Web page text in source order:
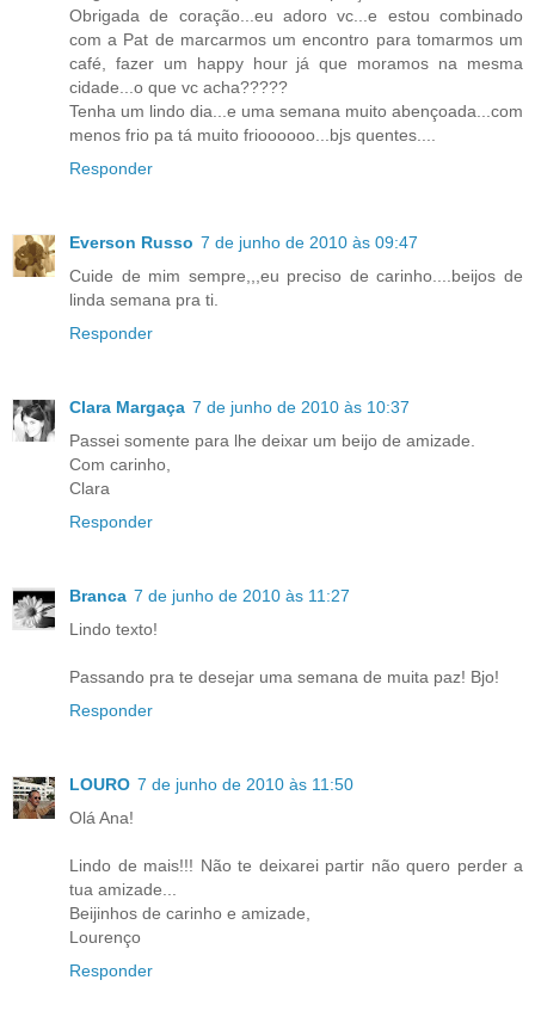
Obrigada de coração...eu adoro vc...e estou combinado
com a Pat de marcarmos um encontro para tomarmos um
café, fazer um happy hour já que moramos na mesma
cidade...o que vc acha?????
Tenha um lindo dia...e uma semana muito abençoada...com
menos frio pa tá muito frioooooo...bjs quentes....
Responder
Everson Russo 7 de junho de 2010 às 09:47
Cuide de mim sempre,,,eu preciso de carinho....beijos de
linda semana pra ti.
Responder
Clara Margaça 7 de junho de 2010 às 10:37
Passei somente para lhe deixar um beijo de amizade.
Com carinho,
Clara
Responder
Branca 7 de junho de 2010 às 11:27
Lindo texto!
Passando pra te desejar uma semana de muita paz! Bjo!
Responder
LOURO 7 de junho de 2010 às 11:50
Olá Ana!
Lindo de mais!!! Não te deixarei partir não quero perder a
tua amizade...
Beijinhos de carinho e amizade,
Lourenço
Responder